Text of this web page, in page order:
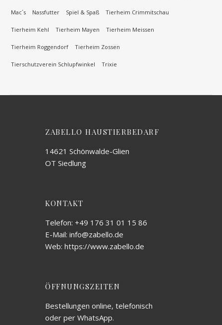
Mac´s Nassfutter Spiel & Spaß Tierheim Crimmitschau
Tierheim Kehl Tierheim Mayen Tierheim Meissen
Tierheim Roggendorf Tierheim Zossen
Tierschutzverein Schlupfwinkel Trixie
ZABELLO HAUSTIERBEDARF
14621 Schönwalde-Glien
OT Siedlung
KONTAKT
Telefon: +49 176 31 01 15 86
E-Mail: info@zabello.de
Web: https://www.zabello.de
ÖFFNUNGSZEITEN
Bestellungen online, telefonisch
oder per WhatsApp.